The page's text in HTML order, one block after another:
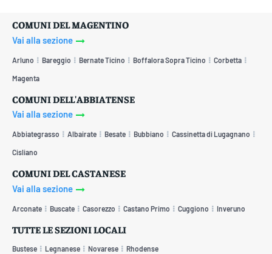
COMUNI DEL MAGENTINO
Vai alla sezione
Arluno Bareggio Bernate Ticino Boffalora Sopra Ticino Corbetta
Magenta
COMUNI DELL'ABBIATENSE
Vai alla sezione
Abbiategrasso Albairate Besate Bubbiano Cassinetta di Lugagnano
Cisliano
COMUNI DEL CASTANESE
Vai alla sezione
Arconate Buscate Casorezzo Castano Primo Cuggiono Inveruno
TUTTE LE SEZIONI LOCALI
Bustese Legnanese Novarese Rhodense